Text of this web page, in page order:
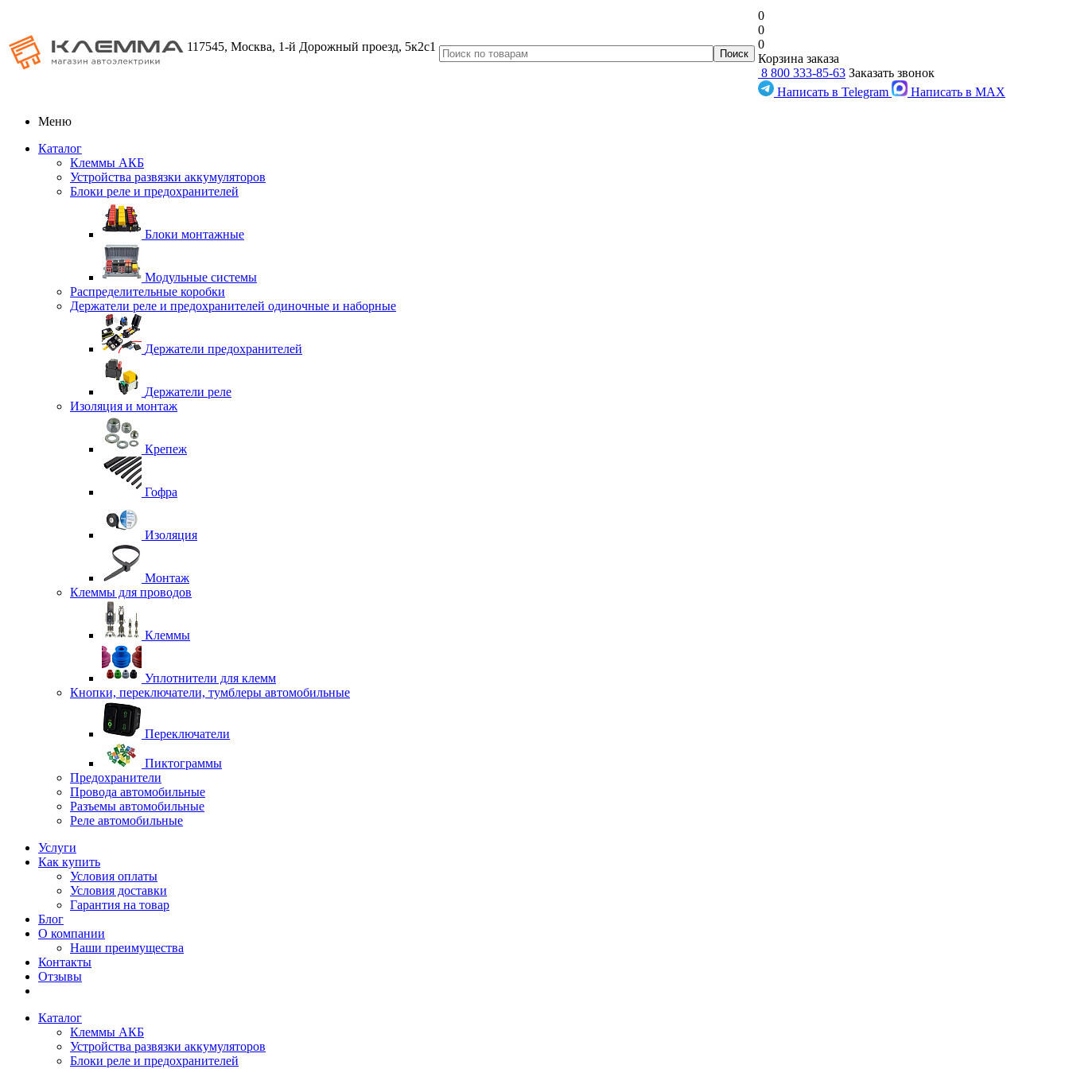
117545, Москва, 1-й Дорожный проезд, 5к2с1
0
0
0
Корзина заказа
8 800 333-85-63 Заказать звонок
Написать в Telegram
Написать в MAX
Меню
Каталог
Клеммы АКБ
Устройства развязки аккумуляторов
Блоки реле и предохранителей
Блоки монтажные
Модульные системы
Распределительные коробки
Держатели реле и предохранителей одиночные и наборные
Держатели предохранителей
Держатели реле
Изоляция и монтаж
Крепеж
Гофра
Изоляция
Монтаж
Клеммы для проводов
Клеммы
Уплотнители для клемм
Кнопки, переключатели, тумблеры автомобильные
Переключатели
Пиктограммы
Предохранители
Провода автомобильные
Разъемы автомобильные
Реле автомобильные
Услуги
Как купить
Условия оплаты
Условия доставки
Гарантия на товар
Блог
О компании
Наши преимущества
Контакты
Отзывы
Каталог
Клеммы АКБ
Устройства развязки аккумуляторов
Блоки реле и предохранителей